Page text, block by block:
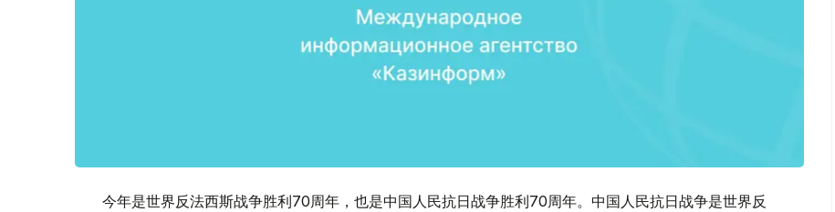
今年是世界反法西斯战争胜利70周年，也是中国人民抗日战争胜利70周年。中国人民抗日战争是世界反